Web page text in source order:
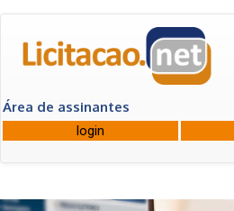
Área de assinantes